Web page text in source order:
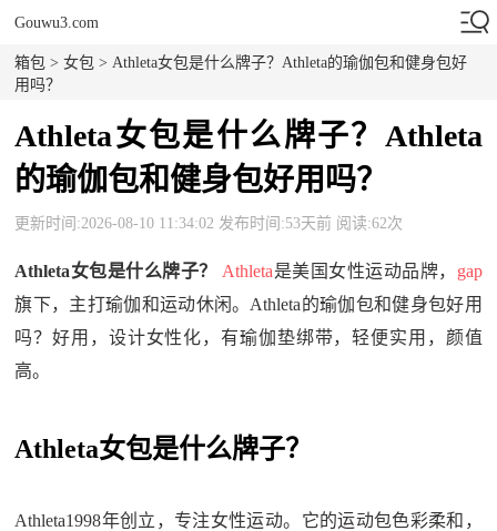
Gouwu3.com
箱包 >女包 > Athleta女包是什么牌子？Athleta的瑜伽包和健身包好
用吗？
Athleta女包是什么牌子？Athleta
的瑜伽包和健身包好用吗？
更新时间:2026-08-10 11:34:02 发布时间:53天前 阅读:62次
Athleta女包是什么牌子？ Athleta是美国女性运动品牌， gap
旗下，主打瑜伽和运动休闲。Athleta的瑜伽包和健身包好用
吗？好用，设计女性化，有瑜伽垫绑带，轻便实用，颜值
高。
Athleta女包是什么牌子？
Athleta1998年创立，专注女性运动。它的运动包色彩柔和，